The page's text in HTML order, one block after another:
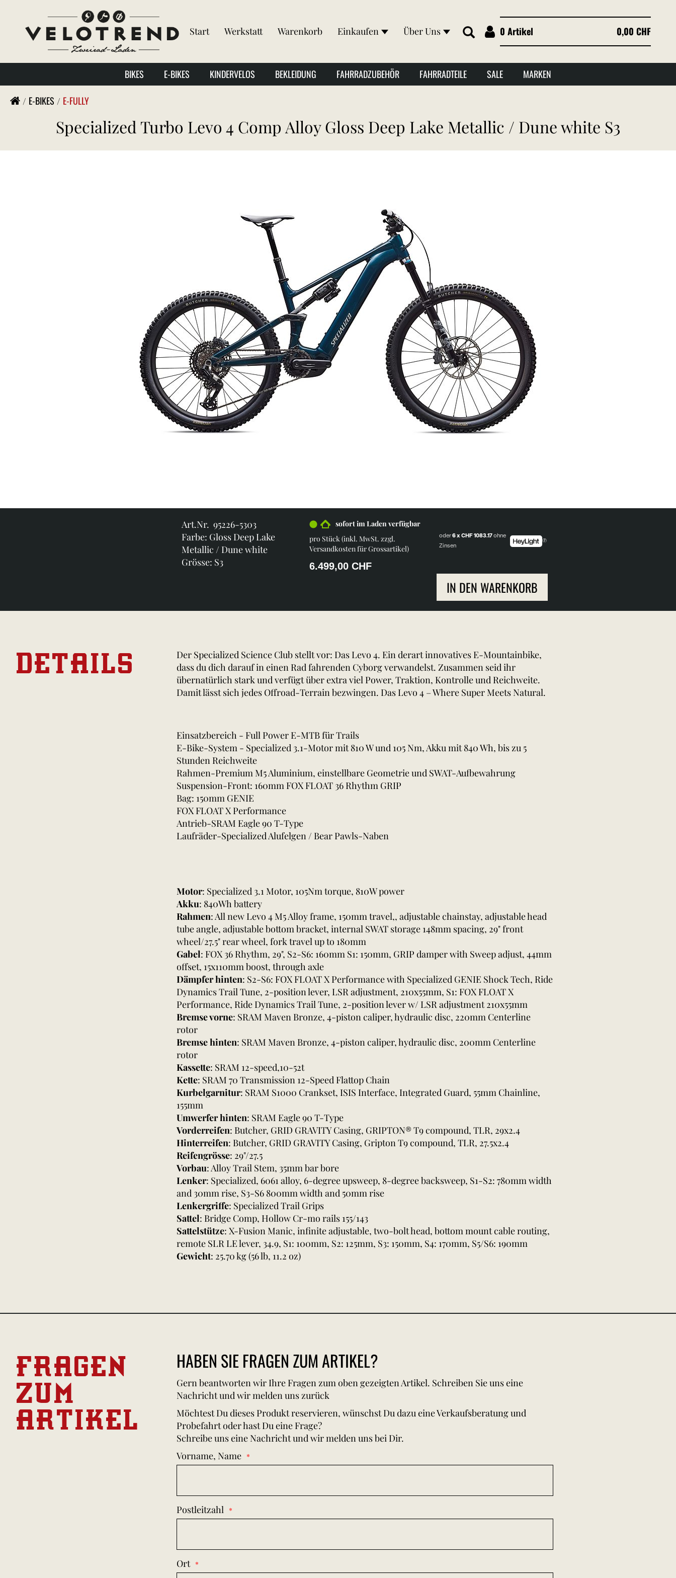
Start Werkstatt Warenkorb Einkaufen Über Uns 0 Artikel 0,00 CHF
BIKES E-BIKES KINDERVELOS BEKLEIDUNG FAHRRADZUBEHÖR FAHRRADTEILE SALE MARKEN
E-BIKES E-FULLY
Specialized Turbo Levo 4 Comp Alloy Gloss Deep Lake Metallic / Dune white S3
Art.Nr. 95226-5303
Farbe: Gloss Deep Lake
Metallic / Dune white
Grösse: S3
sofort im Laden verfügbar
pro Stück (inkl. MwSt. zzgl.
Versandkosten für Grossartikel)
6.499,00 CHF
oder6 x CHF 1083.17ohne
Zinsen
IN DEN WARENKORB
DETAILS
Der Specialized Science Club stellt vor: Das Levo 4. Ein derart innovatives E-Mountainbike,
dass du dich darauf in einen Rad fahrenden Cyborg verwandelst. Zusammen seid ihr
übernatürlich stark und verfügt über extra viel Power, Traktion, Kontrolle und Reichweite.
Damit lässt sich jedes Offroad-Terrain bezwingen. Das Levo 4 – Where Super Meets Natural.
Einsatzbereich - Full Power E-MTB für Trails
E-Bike-System - Specialized 3.1-Motor mit 810 W und 105 Nm, Akku mit 840 Wh, bis zu 5
Stunden Reichweite
Rahmen-Premium M5 Aluminium, einstellbare Geometrie und SWAT-Aufbewahrung
Suspension-Front: 160mm FOX FLOAT 36 Rhythm GRIP
Bag: 150mm GENIE
FOX FLOAT X Performance
Antrieb-SRAM Eagle 90 T-Type
Laufräder-Specialized Alufelgen / Bear Pawls-Naben
Motor: Specialized 3.1 Motor, 105Nm torque, 810W power
Akku: 840Wh battery
Rahmen: All new Levo 4 M5 Alloy frame, 150mm travel,, adjustable chainstay, adjustable head
tube angle, adjustable bottom bracket, internal SWAT storage 148mm spacing, 29" front
wheel/27.5" rear wheel, fork travel up to 180mm
Gabel: FOX 36 Rhythm, 29", S2-S6: 160mm S1: 150mm, GRIP damper with Sweep adjust, 44mm
offset, 15x110mm boost, through axle
Dämpfer hinten: S2-S6: FOX FLOAT X Performance with Specialized GENIE Shock Tech, Ride
Dynamics Trail Tune, 2-position lever, LSR adjustment, 210x55mm, S1: FOX FLOAT X
Performance, Ride Dynamics Trail Tune, 2-position lever w/ LSR adjustment 210x55mm
Bremse vorne: SRAM Maven Bronze, 4-piston caliper, hydraulic disc, 220mm Centerline
rotor
Bremse hinten: SRAM Maven Bronze, 4-piston caliper, hydraulic disc, 200mm Centerline
rotor
Kassette: SRAM 12-speed,10-52t
Kette: SRAM 70 Transmission 12-Speed Flattop Chain
Kurbelgarnitur: SRAM S1000 Crankset, ISIS Interface, Integrated Guard, 55mm Chainline,
155mm
Umwerfer hinten: SRAM Eagle 90 T-Type
Vorderreifen: Butcher, GRID GRAVITY Casing, GRIPTON® T9 compound, TLR, 29x2.4
Hinterreifen: Butcher, GRID GRAVITY Casing, Gripton T9 compound, TLR, 27.5x2.4
Reifengrösse: 29"/27.5
Vorbau: Alloy Trail Stem, 35mm bar bore
Lenker: Specialized, 6061 alloy, 6-degree upsweep, 8-degree backsweep, S1-S2: 780mm width
and 30mm rise, S3-S6 800mm width and 50mm rise
Lenkergriffe: Specialized Trail Grips
Sattel: Bridge Comp, Hollow Cr-mo rails 155/143
Sattelstütze: X-Fusion Manic, infinite adjustable, two-bolt head, bottom mount cable routing,
remote SLR LE lever, 34.9, S1: 100mm, S2: 125mm, S3: 150mm, S4: 170mm, S5/S6: 190mm
Gewicht: 25.70 kg (56 lb, 11.2 oz)
FRAGEN
ZUM
ARTIKEL
HABEN SIE FRAGEN ZUM ARTIKEL?
Gern beantworten wir Ihre Fragen zum oben gezeigten Artikel. Schreiben Sie uns eine
Nachricht und wir melden uns zurück
Möchtest Du dieses Produkt reservieren, wünschst Du dazu eine Verkaufsberatung und
Probefahrt oder hast Du eine Frage?
Schreibe uns eine Nachricht und wir melden uns bei Dir.
Vorname, Name
Postleitzahl
Ort